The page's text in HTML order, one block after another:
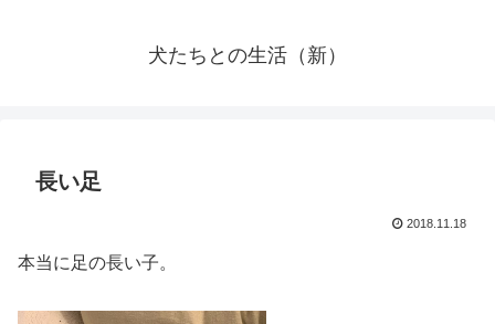
犬たちとの生活（新）
長い足
2018.11.18
本当に足の長い子。